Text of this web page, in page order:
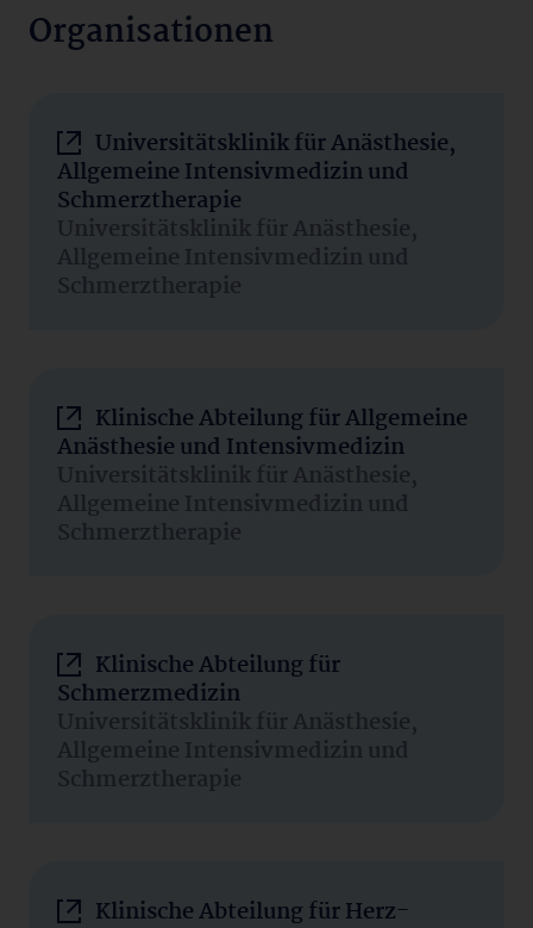
Organisationen
Universitätsklinik für Anästhesie,
Allgemeine Intensivmedizin und
Schmerztherapie
Universitätsklinik für Anästhesie,
Allgemeine Intensivmedizin und
Schmerztherapie
Klinische Abteilung für Allgemeine
Anästhesie und Intensivmedizin
Universitätsklinik für Anästhesie,
Allgemeine Intensivmedizin und
Schmerztherapie
Klinische Abteilung für
Schmerzmedizin
Universitätsklinik für Anästhesie,
Allgemeine Intensivmedizin und
Schmerztherapie
Klinische Abteilung für Herz-